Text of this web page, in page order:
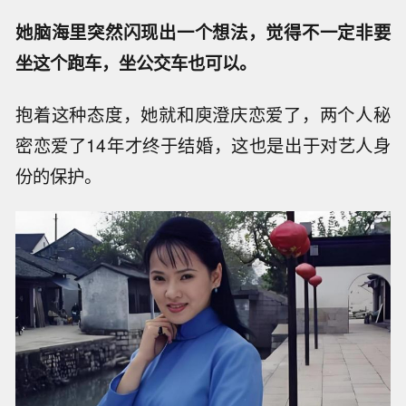
她脑海里突然闪现出一个想法，觉得不一定非要
坐这个跑车，坐公交车也可以。
抱着这种态度，她就和庾澄庆恋爱了，两个人秘
密恋爱了14年才终于结婚，这也是出于对艺人身
份的保护。